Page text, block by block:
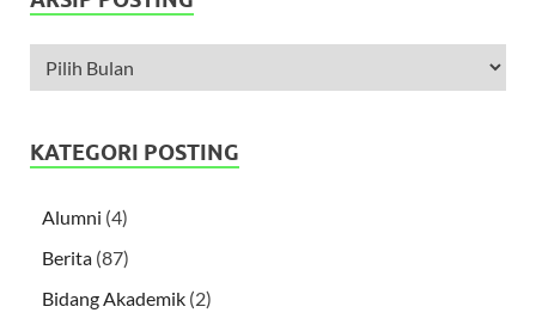
KATEGORI POSTING
Alumni (4)
Berita (87)
Bidang Akademik (2)